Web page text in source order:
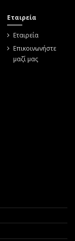
Εταιρεία
Εταιρεία
Επικοινωνήστε
μαζί μας